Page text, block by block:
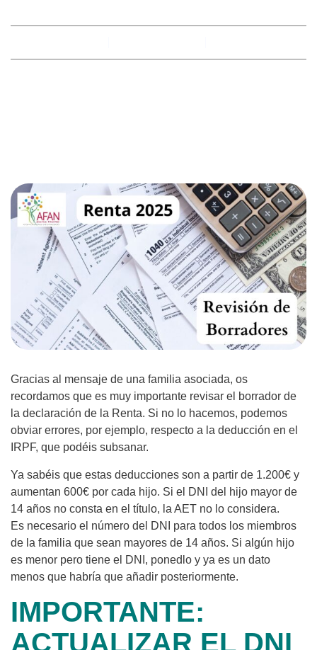
Gracias al mensaje de una familia asociada, os
recordamos que es muy importante revisar el borrador de
la declaración de la Renta. Si no lo hacemos, podemos
obviar errores, por ejemplo, respecto a la deducción en el
IRPF, que podéis subsanar.
Ya sabéis que estas deducciones son a partir de 1.200€ y
aumentan 600€ por cada hijo. Si el DNI del hijo mayor de
14 años no consta en el título, la AET no lo considera.
Es necesario el número del DNI para todos los miembros
de la familia que sean mayores de 14 años. Si algún hijo
es menor pero tiene el DNI, ponedlo y ya es un dato
menos que habría que añadir posteriormente.
IMPORTANTE:
ACTUALIZAR EL DNI